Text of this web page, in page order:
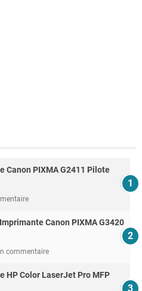
Canon PIXMA G2411 Pilote
Canon PIXMA G3420
commentaire
HP Color LaserJet Pro MFP